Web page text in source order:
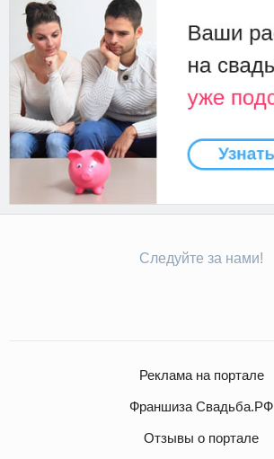
Следуйте за нами!
Реклама на портале
Франшиза Свадьба.РФ
Отзывы о портале